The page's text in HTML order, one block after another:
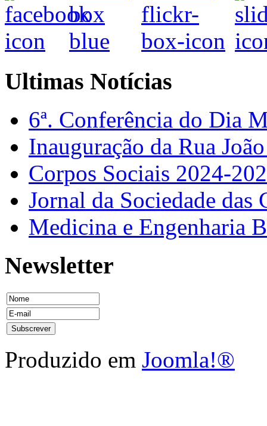
Ultimas Notícias
6ª. Conferência do Dia
Inauguração da Rua
Corpos Sociais 2024-
Jornal da Sociedade
Medicina e Engenharia
Newsletter
Produzido em Joomla!®